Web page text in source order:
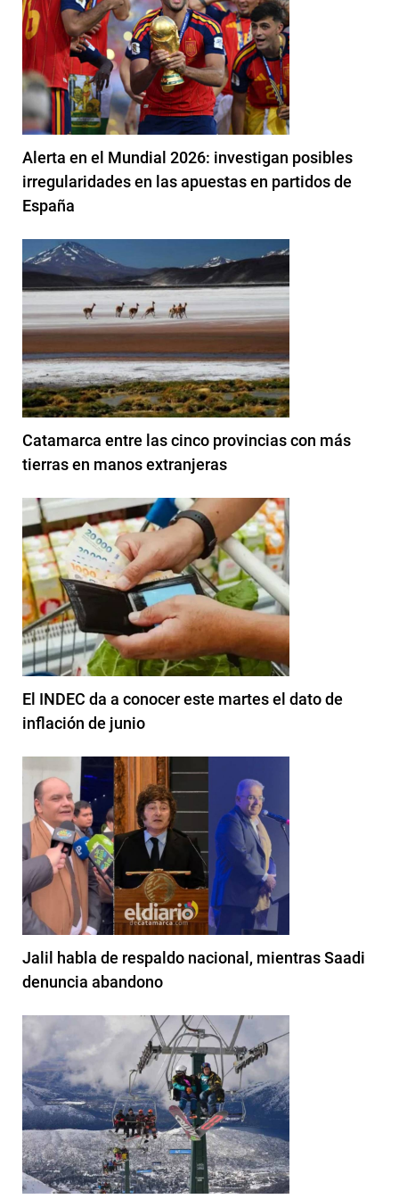
Alerta en el Mundial 2026: investigan posibles
irregularidades en las apuestas en partidos de
España
Catamarca entre las cinco provincias con más
tierras en manos extranjeras
El INDEC da a conocer este martes el dato de
inflación de junio
Jalil habla de respaldo nacional, mientras Saadi
denuncia abandono